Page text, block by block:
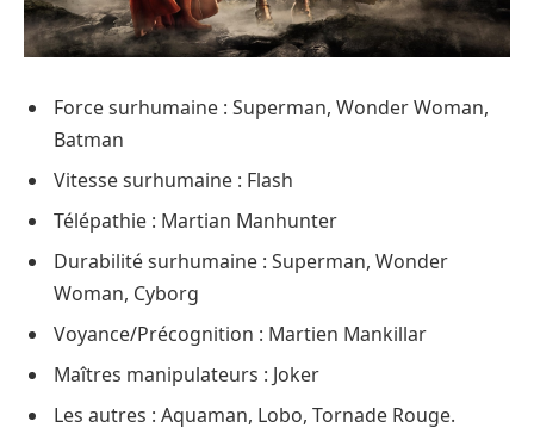
Force surhumaine : Superman, Wonder Woman,
Batman
Vitesse surhumaine : Flash
Télépathie : Martian Manhunter
Durabilité surhumaine : Superman, Wonder
Woman, Cyborg
Voyance/Précognition : Martien Mankillar
Maîtres manipulateurs : Joker
Les autres : Aquaman, Lobo, Tornade Rouge.